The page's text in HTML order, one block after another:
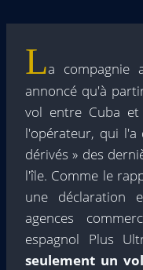
La compagnie
annoncé qu'à
vol entre Cuba
l'opérateur, qui l'a
dérivés » des
l'île. Comme le
une déclaration
agences
espagnol Plus
seulement un